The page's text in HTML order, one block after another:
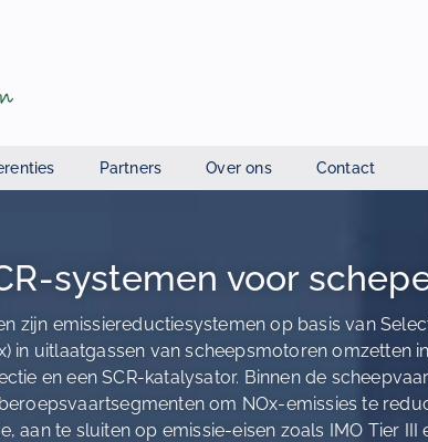
Partners Over ons Contact
systemen voor
zijn emissiereductiesystemen op basis van
in uitlaatgassen van scheepsmotoren omzetten
en een SCR-katalysator. Binnen de
om NOx-emissies te
aan te sluiten op emissie-eisen zoals IMO Tier III